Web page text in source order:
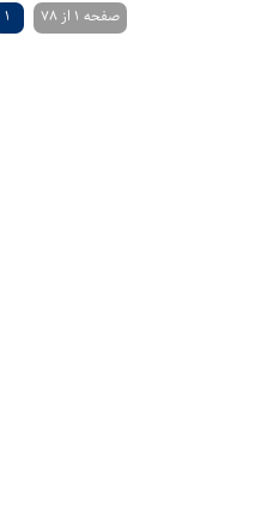
صفحه 1 از 78 1